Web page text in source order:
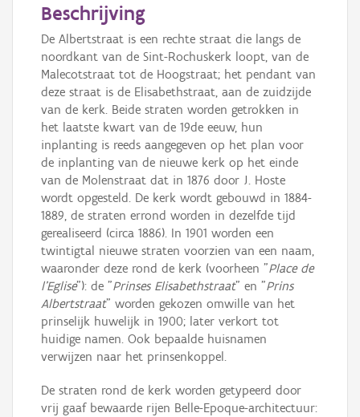
Beschrijving
De Albertstraat is een rechte straat die langs de
noordkant van de Sint-Rochuskerk loopt, van de
Malecotstraat tot de Hoogstraat; het pendant van
deze straat is de Elisabethstraat, aan de zuidzijde
van de kerk. Beide straten worden getrokken in
het laatste kwart van de 19de eeuw, hun
inplanting is reeds aangegeven op het plan voor
de inplanting van de nieuwe kerk op het einde
van de Molenstraat dat in 1876 door J. Hoste
wordt opgesteld. De kerk wordt gebouwd in 1884-
1889, de straten errond worden in dezelfde tijd
gerealiseerd (circa 1886). In 1901 worden een
twintigtal nieuwe straten voorzien van een naam,
waaronder deze rond de kerk (voorheen "Place de
l'Eglise"): de "Prinses Elisabethstraat" en "Prins
Albertstraat" worden gekozen omwille van het
prinselijk huwelijk in 1900; later verkort tot
huidige namen. Ook bepaalde huisnamen
verwijzen naar het prinsenkoppel.
De straten rond de kerk worden getypeerd door
vrij gaaf bewaarde rijen Belle-Epoque-architectuur: